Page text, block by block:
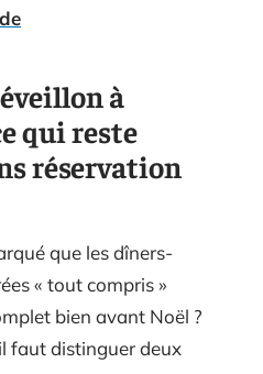
à
qui reste
réservation
que les dîners-
« tout compris »
bien avant Noël ?
faut distinguer deux